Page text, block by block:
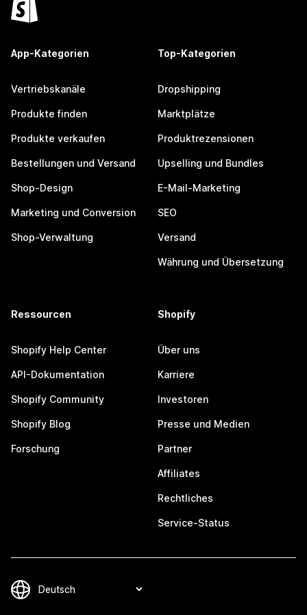
App-Kategorien
Vertriebskanäle
Produkte finden
Produkte verkaufen
Bestellungen und Versand
Shop-Design
Marketing und Conversion
Shop-Verwaltung
Top-Kategorien
Dropshipping
Marktplätze
Produktrezensionen
Upselling und Bundles
E-Mail-Marketing
SEO
Versand
Währung und Übersetzung
Ressourcen
Shopify Help Center
API-Dokumentation
Shopify Community
Shopify Blog
Forschung
Shopify
Über uns
Karriere
Investoren
Presse und Medien
Partner
Affiliates
Rechtliches
Service-Status